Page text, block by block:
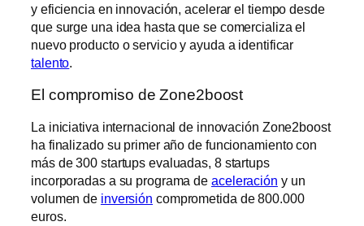
y eficiencia en innovación, acelerar el tiempo desde
que surge una idea hasta que se comercializa el
nuevo producto o servicio y ayuda a identificar
talento.
El compromiso de Zone2boost
La iniciativa internacional de innovación Zone2boost
ha finalizado su primer año de funcionamiento con
más de 300 startups evaluadas, 8 startups
incorporadas a su programa de aceleración y un
volumen de inversión comprometida de 800.000
euros.